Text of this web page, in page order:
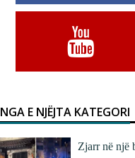
NGA E NJËJTA KATEGORI
Zjarr në një